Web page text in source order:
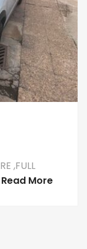
,FULL
Read More